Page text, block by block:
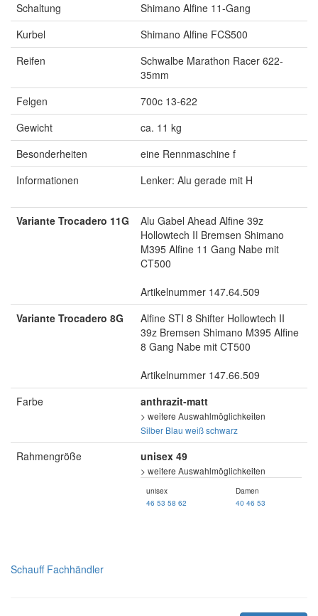
Schaltung
Shimano Alfine 11-Gang
Kurbel
Shimano Alfine FCS500
Reifen
Schwalbe Marathon Racer 622-
35mm
Felgen
700c 13-622
Gewicht
ca. 11 kg
Besonderheiten
eine Rennmaschine f
Informationen
Lenker: Alu gerade mit H
Variante Trocadero 11G
Alu Gabel Ahead Alfine 39z
Hollowtech II Bremsen Shimano
M395 Alfine 11 Gang Nabe mit
CT500
Artikelnummer 147.64.509
Variante Trocadero 8G
Alfine STI 8 Shifter Hollowtech II
39z Bremsen Shimano M395 Alfine
8 Gang Nabe mit CT500
Artikelnummer 147.66.509
Farbe
anthrazit-matt
> weitere Auswahlmöglichkeiten
Silber Blau weißschwarz
Rahmengröße unisex 49
> weitere Auswahlmöglichkeiten
unisex
46 53 58 62
Damen
40 46 53
Schauff Fachhändler